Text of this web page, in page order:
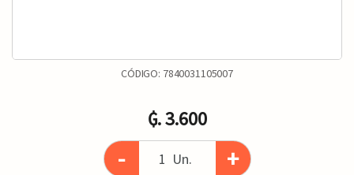
CÓDIGO: 7840031105007
₲. 3.600
- Un. +